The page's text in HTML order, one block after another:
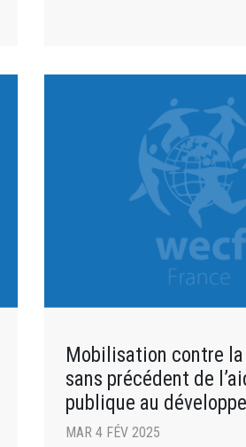
Mobilisation contre la
sans précédent de
publique au
MAR 4 FÉV 2025